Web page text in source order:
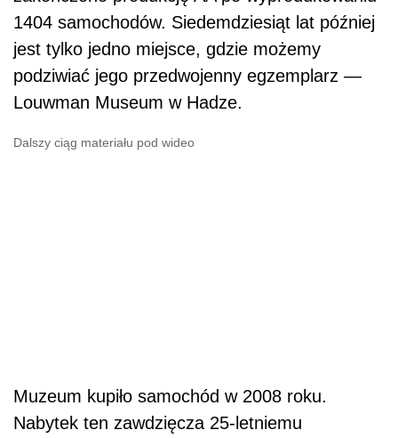
1404 samochodów. Siedemdziesiąt lat później
jest tylko jedno miejsce, gdzie możemy
podziwiać jego przedwojenny egzemplarz —
Louwman Museum w Hadze.
Dalszy ciąg materiału pod wideo
Muzeum kupiło samochód w 2008 roku.
Nabytek ten zawdzięcza 25-letniemu